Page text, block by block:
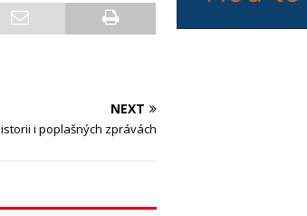
NEXT
i poplašných zprávách